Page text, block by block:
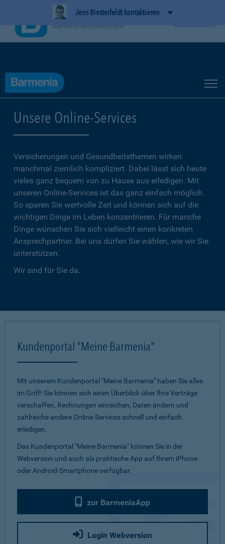
Jens Biesterfeldt kontaktieren
Unsere Online-Services
Versicherungen und Gesundheitsthemen wirken
manchmal ziemlich kompliziert. Dabei lässt sich heute
vieles ganz bequem von zu Hause aus erledigen. Mit
unseren Online-Services ist das ganz einfach möglich.
So sparen Sie wertvolle Zeit und können sich auf die
wichtigen Dinge im Leben konzentrieren. Für manche
Dinge wünschen Sie sich vielleicht einen konkreten
Ansprechpartner. Bei uns dürfen Sie wählen, wie wir Sie
unterstützen.
Wir sind für Sie da.
Kundenportal "Meine Barmenia"
Mit unserem Kundenportal "Meine Barmenia" haben Sie alles
im Griff! Sie können sich einen Überblick über Ihre Verträge
verschaffen, Rechnungen einreichen, Daten ändern und
zahlreiche andere Online-Services schnell und einfach
erledigen.
Das Kundenportal "Meine Barmenia" können Sie in der
Webversion und auch als praktische App auf Ihrem iPhone
oder Android-Smartphone verfügbar.
zur BarmeniaApp
Login Webversion
BarmeniaApp
Barmenia Versicherungen